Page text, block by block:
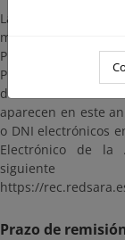
Las alegaciones
mecanismos
Procedimiento
Públicas, dirigidas
de identificación:
aparecen en este
o DNI electrónicos
Electrónico de la
https://
Prazo de